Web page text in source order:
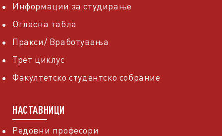
Информации за студирање
Огласна табла
Пракси/ Вработувања
Трет циклус
Факултетско студентско собрание
НАСТАВНИЦИ
Редовни професори